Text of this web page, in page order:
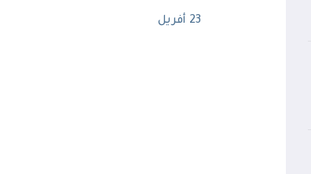
23 أفريل